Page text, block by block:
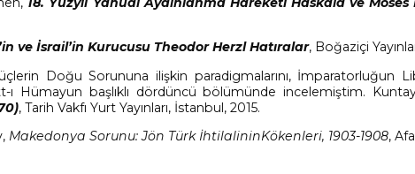
ve İsrail’in Kurucusu Theodor Herzl Hatıralar, Boğaziçi
Doğu Sorununa ilişkin paradigmalarını, İmparatorluğun
ı Hümayun başlıklı dördüncü bölümünde incelemiştim.
, Tarih Vakfı Yurt Yayınları, İstanbul, 2015.
Makedonya Sorunu: Jön Türk İhtilalininKökenleri, 1903-1908,